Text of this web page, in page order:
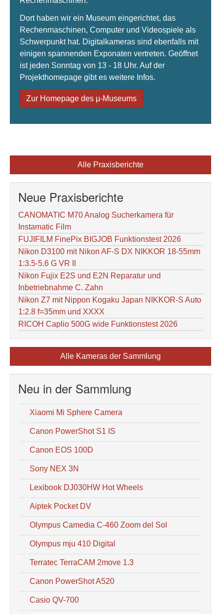
Dort haben wir ein Museum eingerichtet, das
Rechenmaschinen, Computer und Videospiele als
Schwerpunkt hat. Digitalkameras sind ebenfalls mit
einigen spannenden Exponaten vertreten. Geöffnet
ist jeden Sonntag von 13 - 18 Uhr. Auf der
Projekthomepage gibt es weitere Infos.
Zur Homepage des µ-Museums
Alle Praxisberichte
Neue Praxisberichte
CANOMATIC M70 Analog Sucherkamera für
Instamatic Film
FUJIFILM FinePix BIGJOB Funktionstest 2026
Nikon D3100 mit Nikon AF-S DX NIKKOR 18-55mm
1:3.5-5.6 G VR II
Nikon Fujix E2S und E2N Reparatur und
Inbetriebnahme C. Zahn
Nikon Z7 mit Nippon Kogaku Japan NIKKOR-S Auto
1:2.8 f=35mm und XXXX
RICOH Caplio 500G wide Funktionstest 2026
Alle Kameras der Sammlung
Neu in der Sammlung
Xiaomi Mi Sphere Camera
Canon PowerShot S1 IS
Canon EOS 100D
Sony NEX 3N
Lexibook DJ030HW Hot Wheels
Aiptek Pocket DV
Olympus Camedia C-460 Zoom del Sol
Olympus mju 410 Digital
Terratec TerraCAM 2move 1.3
Canon PowerShot A520
Casio QV-700